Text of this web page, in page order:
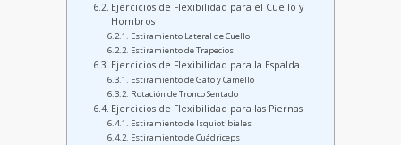
Ejercicios de Flexibilidad para el Cuello y
Hombros
Estiramiento Lateral de Cuello
Estiramiento de Trapecios
Ejercicios de Flexibilidad para la Espalda
Estiramiento de Gato y Camello
Rotación de Tronco Sentado
Ejercicios de Flexibilidad para las Piernas
Estiramiento de Isquiotibiales
Estiramiento de Cuádriceps